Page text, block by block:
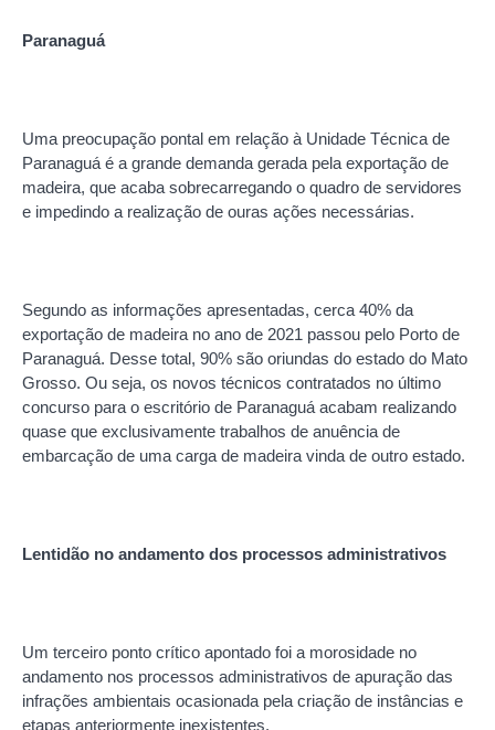
Paranaguá
Uma preocupação pontal em relação à Unidade Técnica de
Paranaguá é a grande demanda gerada pela exportação de
madeira, que acaba sobrecarregando o quadro de servidores
e impedindo a realização de ouras ações necessárias.
Segundo as informações apresentadas, cerca 40% da
exportação de madeira no ano de 2021 passou pelo Porto de
Paranaguá. Desse total, 90% são oriundas do estado do Mato
Grosso. Ou seja, os novos técnicos contratados no último
concurso para o escritório de Paranaguá acabam realizando
quase que exclusivamente trabalhos de anuência de
embarcação de uma carga de madeira vinda de outro estado.
Lentidão no andamento dos processos administrativos
Um terceiro ponto crítico apontado foi a morosidade no
andamento nos processos administrativos de apuração das
infrações ambientais ocasionada pela criação de instâncias e
etapas anteriormente inexistentes.